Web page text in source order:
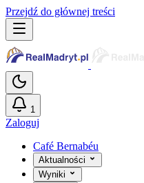
Przejdź do głównej treści
1
Zaloguj
Café Bernabéu
Aktualności
Wyniki